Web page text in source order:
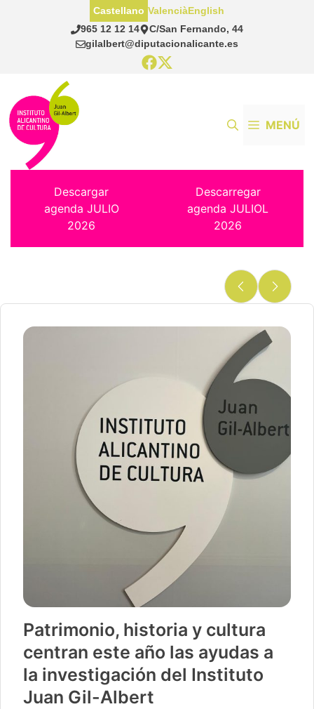
965 12 12 14
C/San Fernando, 44
gilalbert@diputacionalicante.es
Castellano ValenciàEnglish
MENÚ
Descargar
agenda JULIO
2026
Descarregar
agenda JULIOL
2026
Patrimonio, historia y cultura
centran este año las ayudas a
la investigación del Instituto
Juan Gil-Albert